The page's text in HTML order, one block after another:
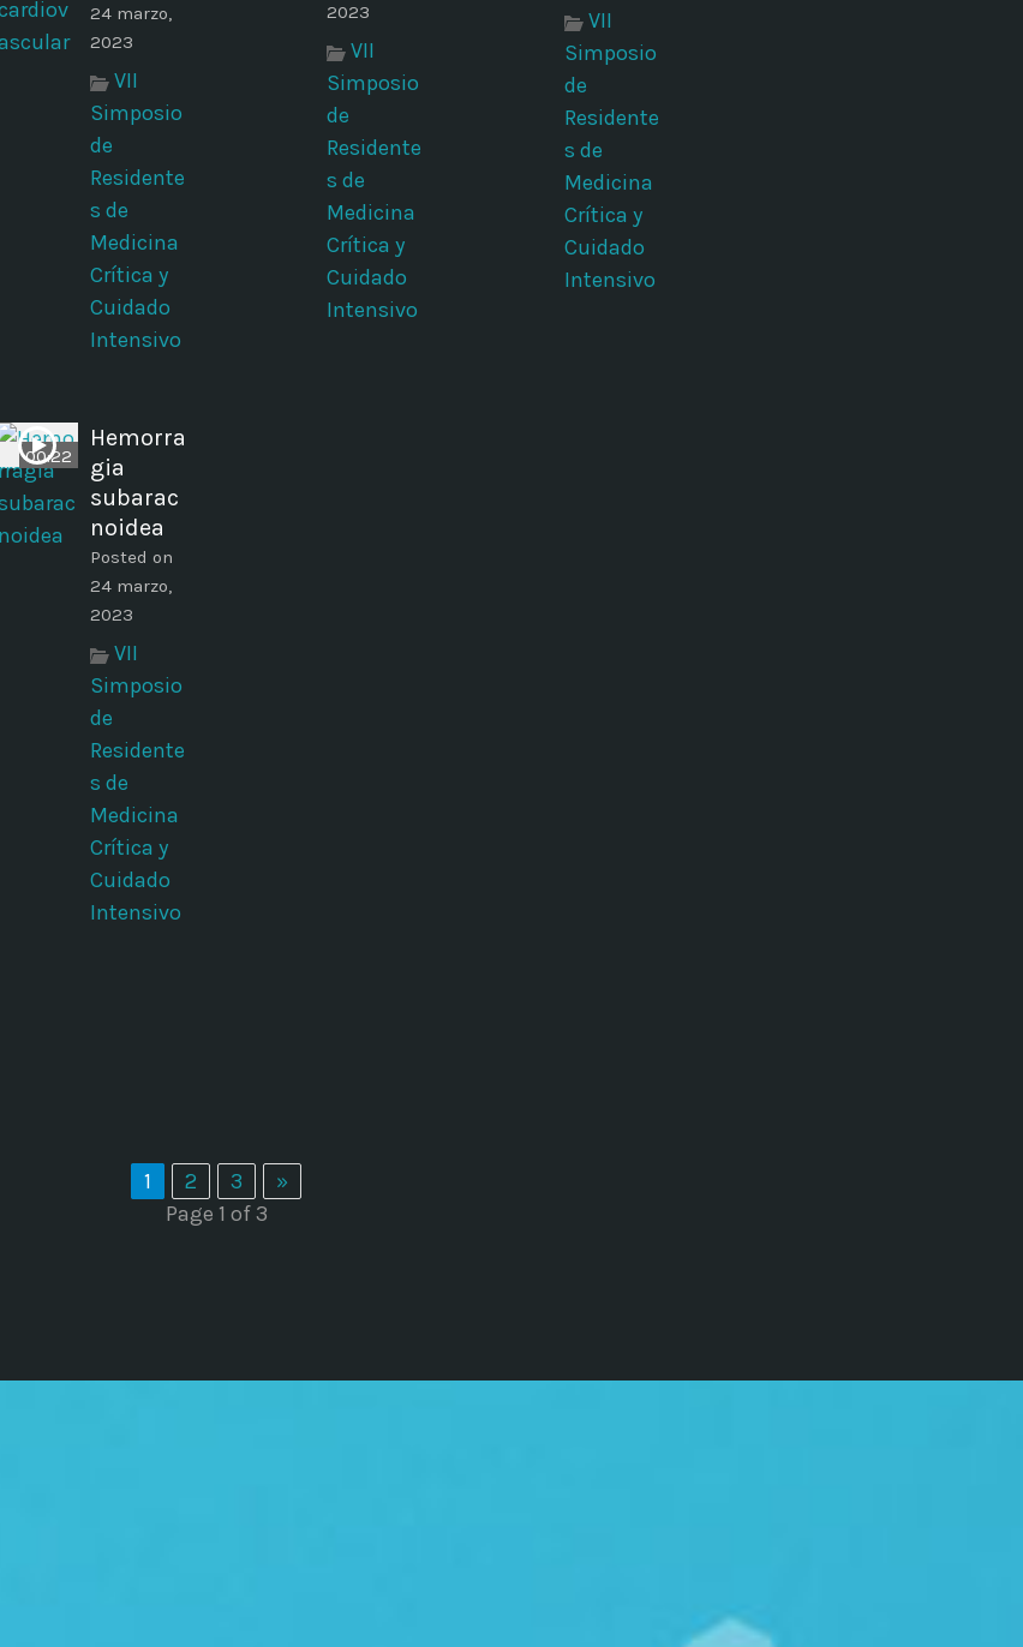
24 marzo,
2023
VII
Simposio
de
Residente
s de
Medicina
Crítica y
Cuidado
Intensivo
2023
VII
Simposio
de
Residente
s de
Medicina
Crítica y
Cuidado
Intensivo
VII
Simposio
de
Residente
s de
Medicina
Crítica y
Cuidado
Intensivo
00:22
Hemorra
gia
subarac
noidea
Posted on
24 marzo,
2023
VII
Simposio
de
Residente
s de
Medicina
Crítica y
Cuidado
Intensivo
1 2 3
»
Page 1 of 3